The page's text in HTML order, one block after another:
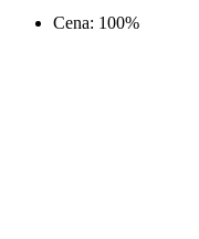
Cena: 100%